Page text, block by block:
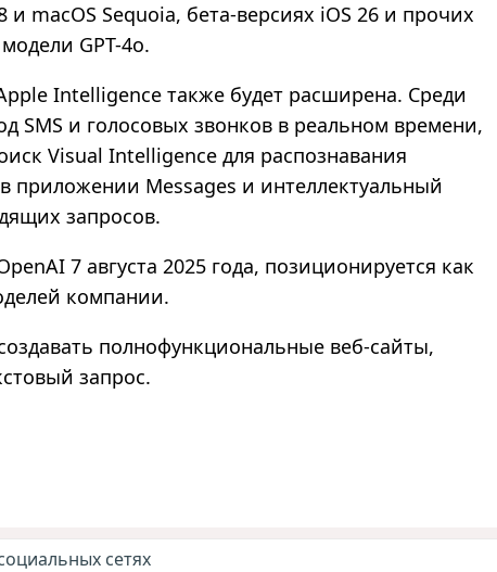
macOS Sequoia, бета-версиях iOS 26 и прочих
GPT-4o.
Intelligence также будет расширена. Среди
SMS и голосовых звонков в реальном времени,
Visual Intelligence для распознавания
приложении Messages и интеллектуальный
запросов.
7 августа 2025 года, позиционируется как
компании.
полнофункциональные веб-сайты,
запрос.
сетях